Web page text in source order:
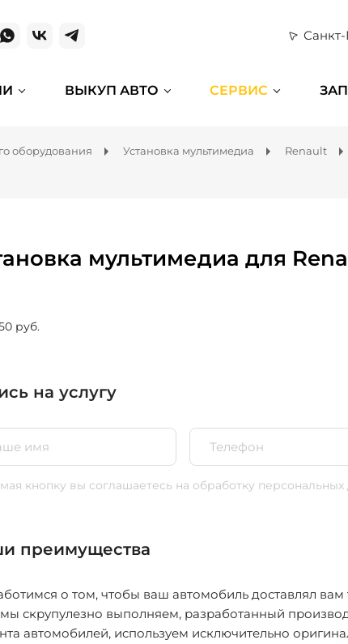
ВЫКУП АВТО СЕРВИС
оборудования Установка мультимедиа Renault
мультимедиа для
руб.
на услугу
кнопку вы соглашаетесь на обработку персональных
преимущества
о том, чтобы ваш автомобиль доставлял вам
скрупулезно выполняем, разработанный
автомобилей, используем исключительно